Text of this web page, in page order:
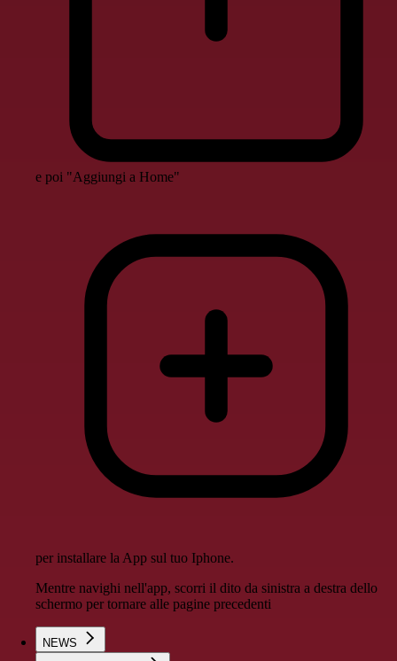
e poi "Aggiungi a Home"
per installare la App sul tuo Iphone.
Mentre navighi nell'app, scorri il dito da sinistra a destra dello
schermo per tornare alle pagine precedenti
NEWS